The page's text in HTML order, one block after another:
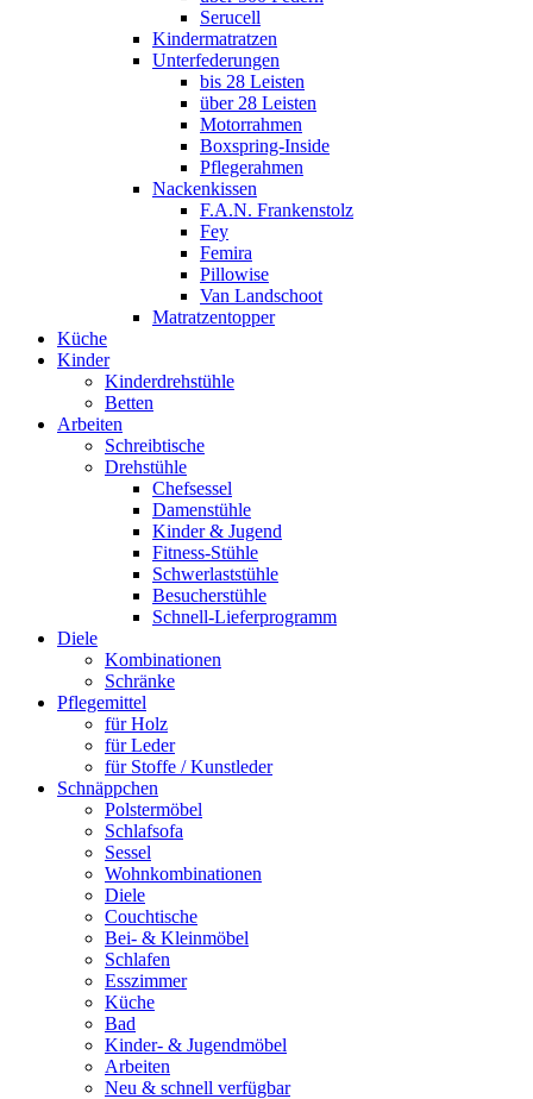
Serucell
Kindermatratzen
Unterfederungen
bis 28 Leisten
über 28 Leisten
Motorrahmen
Boxspring-Inside
Pflegerahmen
Nackenkissen
F.A.N. Frankenstolz
Fey
Femira
Pillowise
Van Landschoot
Matratzentopper
Küche
Kinder
Kinderdrehstühle
Betten
Arbeiten
Schreibtische
Drehstühle
Chefsessel
Damenstühle
Kinder & Jugend
Fitness-Stühle
Schwerlaststühle
Besucherstühle
Schnell-Lieferprogramm
Diele
Kombinationen
Schränke
Pflegemittel
für Holz
für Leder
für Stoffe / Kunstleder
Schnäppchen
Polstermöbel
Schlafsofa
Sessel
Wohnkombinationen
Diele
Couchtische
Bei- & Kleinmöbel
Schlafen
Esszimmer
Küche
Bad
Kinder- & Jugendmöbel
Arbeiten
Neu & schnell verfügbar